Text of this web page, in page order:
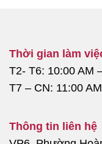
Thời gian làm
T2- T6: 10:00 AM
T7 – CN: 11:00
Thông tin liên hệ